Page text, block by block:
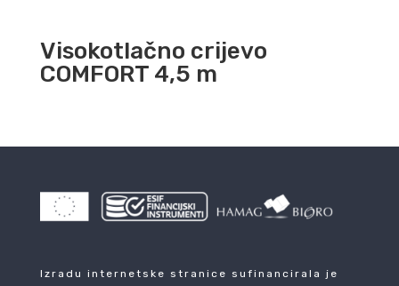
Visokotlačno crijevo
COMFORT 4,5 m
Izradu internetske stranice sufinancirala je